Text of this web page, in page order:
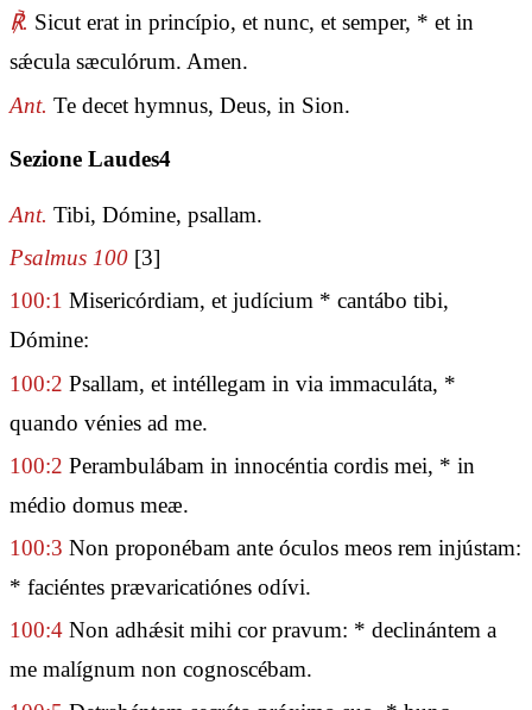
℟. Sicut erat in princípio, et nunc, et semper, * et in
sǽcula sæculórum. Amen.
Ant. Te decet hymnus, Deus, in Sion.
Sezione Laudes4
Ant. Tibi, Dómine, psallam.
Psalmus 100 [3]
100:1 Misericórdiam, et judícium * cantábo tibi,
Dómine:
100:2 Psallam, et intéllegam in via immaculáta, *
quando vénies ad me.
100:2 Perambulábam in innocéntia cordis mei, * in
médio domus meæ.
100:3 Non proponébam ante óculos meos rem injústam:
* faciéntes prævaricatiónes odívi.
100:4 Non adhǽsit mihi cor pravum: * declinántem a
me malígnum non cognoscébam.